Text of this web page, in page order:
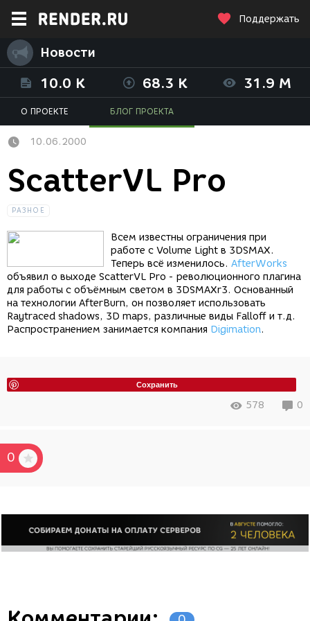
Поддержать
Новости
10.0 K 68.3 K 31.9 M
О ПРОЕКТЕ БЛОГ ПРОЕКТА
10.06.2000
ScatterVL Pro
РАЗНОЕ
Всем известны ограничения при
работе с Volume Light в 3DSMAX.
Теперь всё изменилось. AfterWorks
объявил о выходе ScatterVL Pro - революционного плагина
для работы с объёмным светом в 3DSMAXr3. Основанный
на технологии AfterBurn, он позволяет использовать
Raytraced shadows, 3D maps, различные виды Falloff и т.д.
Распространением занимается компания Digimation.
Сохранить
578 0
0